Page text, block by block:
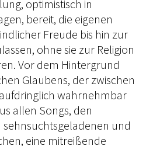
optimistisch in
bereit, die eigenen
Freude bis hin zur
ohne sie zur Religion
Vor dem Hintergrund
Glaubens, der zwischen
wahrnehmbar
allen Songs, den
und
eine mitreißende